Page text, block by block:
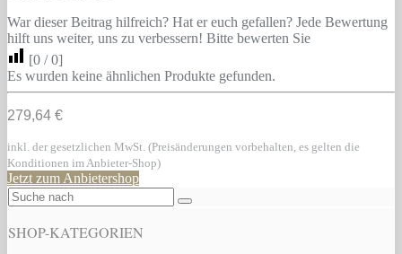
War dieser Beitrag hilfreich? Hat er euch gefallen? Jede Bewertung
hilft uns weiter, uns zu verbessern! Bitte bewerten Sie
[0 /0]
Es wurden keine ähnlichen Produkte gefunden.
279,64 €
inkl. der gesetzlichen MwSt. (Preisänderungen vorbehalten, es gelten die
Konditionen im Anbieter-Shop)
Jetzt zum Anbietershop
SHOP-KATEGORIEN